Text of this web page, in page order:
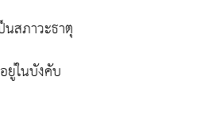
สภาวะธาตุ
ยู่ในบังคับ